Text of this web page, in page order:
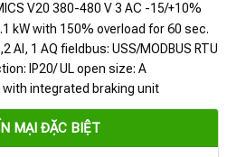
V20 380-480 V 3 AC -15/+10%
kW with 150% overload for 60 sec.
AI, 1 AQ fieldbus: USS/MODBUS RTU
IP20/ UL open size: A
with integrated braking unit
MẠI ĐẶC BIỆT